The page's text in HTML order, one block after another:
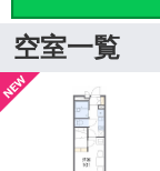
空室一覧